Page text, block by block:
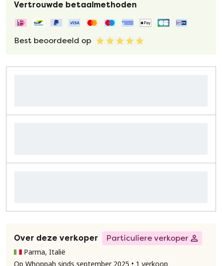
Vertrouwde betaalmethoden
Best beoordeeld op
Over deze verkoper
Particuliere verkoper
Parma, Italië
Op Whoppah sinds september 2025 • 1 verkoop